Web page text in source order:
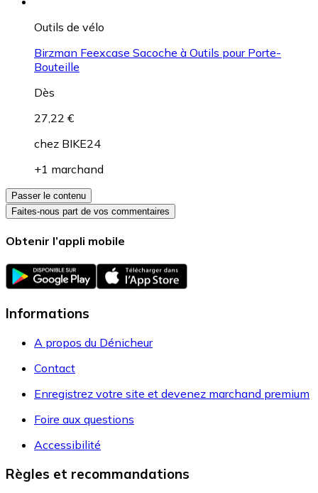
Outils de vélo
Birzman Feexcase Sacoche à Outils pour Porte-
Bouteille
Dès
27,22 €
chez BIKE24
+1 marchand
Passer le contenu
Faites-nous part de vos commentaires
Obtenir l’appli mobile
Informations
A propos du Dénicheur
Contact
Enregistrez votre site et devenez marchand premium
Foire aux questions
Accessibilité
Règles et recommandations